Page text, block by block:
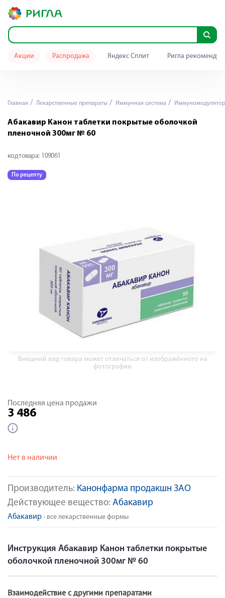
Акции Распродажа Яндекс Сплит Ригла
Главная Лекарственные препараты Иммунная система
Абакавир Канон таблетки покрытые оболочкой
пленочной 300мг № 60
код товара: 109061
По рецепту
Внешний вид товара может отличаться от изображённого на
фотографии
Производитель: Канонфарма продакшн ЗАО
Действующее вещество: Абакавир
Абакавир - все лекарственные формы
Последняя цена продажи
3 486
Нет в наличии
Инструкция Абакавир Канон таблетки покрытые
оболочкой пленочной 300мг № 60
Взаимодействие с другими препаратами